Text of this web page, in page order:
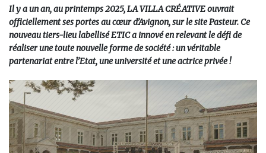
Il y a un an, au printemps 2025, LA VILLA CRÉATIVE ouvrait
officiellement ses portes au cœur d’Avignon, sur le site Pasteur. Ce
nouveau tiers-lieu labellisé ETIC a innové en relevant le défi de
réaliser une toute nouvelle forme de société : un véritable
partenariat entre l’Etat, une université et une actrice privée !